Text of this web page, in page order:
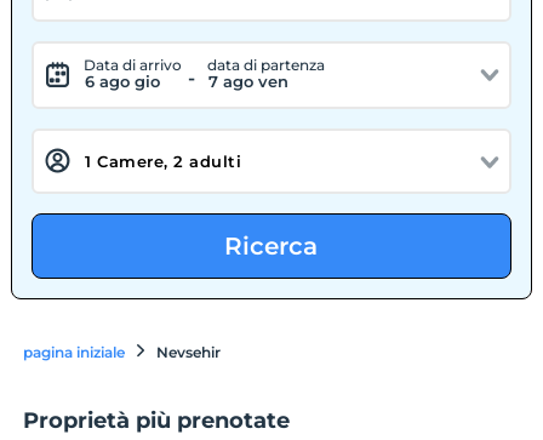
Data di arrivo
6 ago gio -
data di partenza
7 ago ven
Ricerca
pagina iniziale Nevsehir
Proprietà più prenotate